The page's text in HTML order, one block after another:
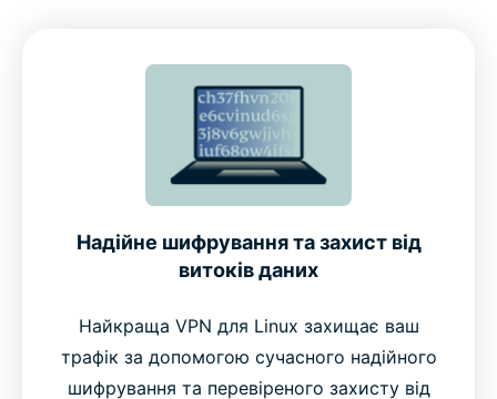
Надійне шифрування та захист від
витоків даних
Найкраща VPN для Linux захищає ваш
трафік за допомогою сучасного надійного
шифрування та перевіреного захисту від